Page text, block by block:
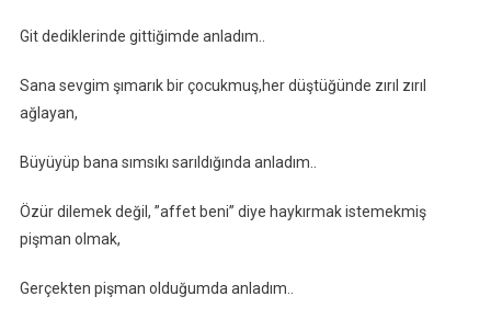
Git dediklerinde gittiğimde anladım..
Sana sevgim şımarık bir çocukmuş,her düştüğünde zırıl zırıl
ağlayan,
Büyüyüp bana sımsıkı sarıldığında anladım..
Özür dilemek değil, ”affet beni” diye haykırmak istemekmiş
pişman olmak,
Gerçekten pişman olduğumda anladım..